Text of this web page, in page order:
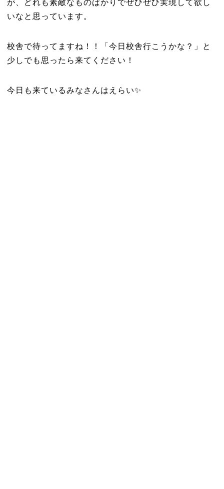
が、どれも素敵なものばかりでぜひぜひ実現して欲し
いなと思っています。
校舎で待ってますね！！「今日校舎行こうかな？」と
少しでも思ったら来てください！
今日も来ているみなさんはえらい✨